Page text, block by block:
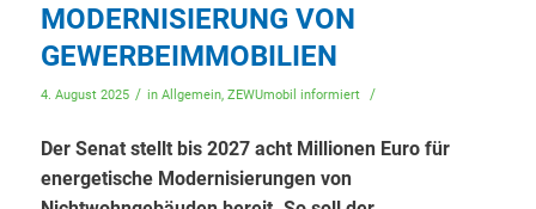
MODERNISIERUNG VON
GEWERBEIMMOBILIEN
4. August 2025 / in Allgemein, ZEWUmobil informiert /
Der Senat stellt bis 2027 acht Millionen Euro für
energetische Modernisierungen von